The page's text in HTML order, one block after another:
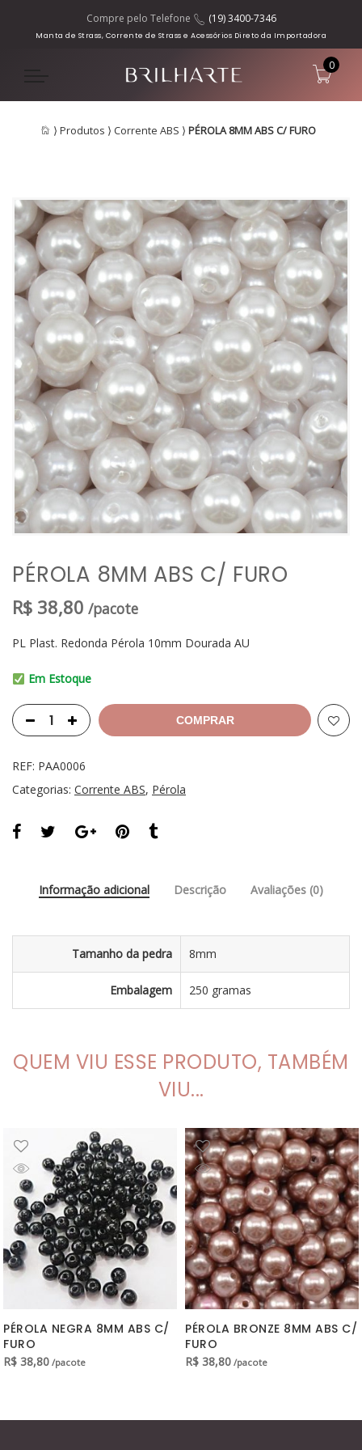
Compre pelo Telefone (19) 3400-7346
Manta de Strass, Corrente de Strass e Acessórios Direto da Importadora
0
⟩ Produtos ⟩ Corrente ABS ⟩ PÉROLA 8MM ABS C/ FURO
PÉROLA 8MM ABS C/ FURO
R$ 38,80 /pacote
PL Plast. Redonda Pérola 10mm Dourada AU
Em Estoque
COMPRAR
REF: PAA0006
Categorias: Corrente ABS, Pérola
Informação adicional Descrição Avaliações (0)
Tamanho da pedra 8mm
Embalagem 250 gramas
QUEM VIU ESSE PRODUTO, TAMBÉM
VIU...
PÉROLA NEGRA 8MM ABS C/
FURO
R$ 38,80 /pacote
PÉROLA BRONZE 8MM ABS C/
FURO
R$ 38,80 /pacote